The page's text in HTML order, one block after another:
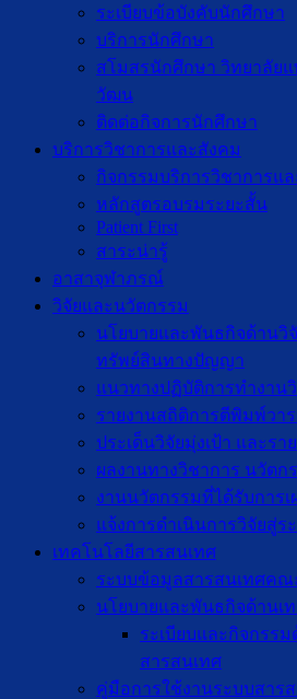
ระเบียบข้อบังคับนักศึกษา
บริการนักศึกษา
สโมสรนักศึกษา วิทยาลัย
วัฒน
ติดต่อกิจการนักศึกษา
บริการวิชาการและสังคม
กิจกรรมบริการวิชาการแ
หลักสูตรอบรมระยะสั้น
Patient First
สาระน่ารู้
อาสาจุฬาภรณ์
วิจัยและนวัตกรรม
นโยบายและพันธกิจด้านวิ
ทรัพย์สินทางปัญญา
แนวทางปฏิบัติการทำงาน
รายงานสถิติการตีพิมพ์วา
ประเด็นวิจัยมุ่งเป้า และรา
ผลงานทางวิชาการ นวัตก
งานนวัตกรรมที่ได้รับการเ
แจ้งการดำเนินการวิจัยสู่ร
เทคโนโลยีสารสนเทศ
ระบบข้อมูลสารสนเทศคณ
นโยบายและพันธกิจด้านเ
ระเบียบและกิจกรร
สารสนเทศ
คู่มือการใช้งานระบบสาร